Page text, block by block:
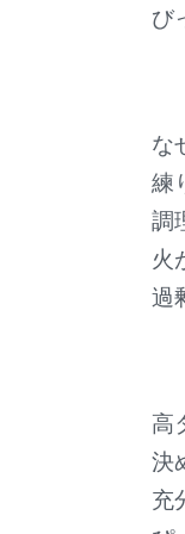
び
な
練
調
火
過
高
決
充